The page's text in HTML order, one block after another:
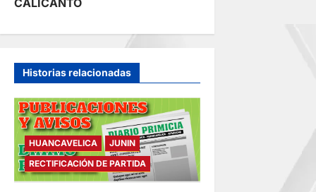
a
c
i
ó
n
Historias relacionadas
HUANCAVELICA
JUNIN
RECTIFICACIÓN DE PARTIDA